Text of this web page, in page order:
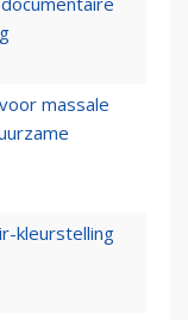
massale
kleurstelling